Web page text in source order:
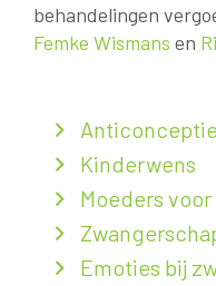
behandelingen
Femke Wismans en
Anticonceptie
Kinderwens
Moeders
Emoties bij